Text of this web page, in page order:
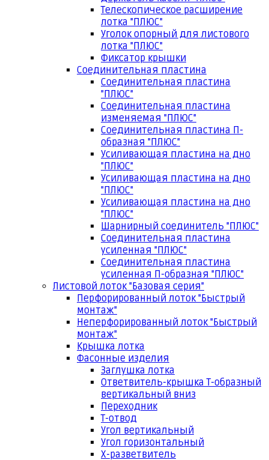
Телескопическое расширение
лотка "ПЛЮС"
Уголок опорный для листового
лотка "ПЛЮС"
Фиксатор крышки
Соединительная пластина
Соединительная пластина
"ПЛЮС"
Соединительная пластина
изменяемая "ПЛЮС"
Соединительная пластина П-
образная "ПЛЮС"
Усиливающая пластина на дно
"ПЛЮС"
Усиливающая пластина на дно
"ПЛЮС"
Усиливающая пластина на дно
"ПЛЮС"
Шарнирный соединитель "ПЛЮС"
Соединительная пластина
усиленная "ПЛЮС"
Соединительная пластина
усиленная П-образная "ПЛЮС"
Листовой лоток "Базовая серия"
Перфорированный лоток "Быстрый
монтаж"
Неперфорированный лоток "Быстрый
монтаж"
Крышка лотка
Фасонные изделия
Заглушка лотка
Ответвитель-крышка Т-образный
вертикальный вниз
Переходник
Т-отвод
Угол вертикальный
Угол горизонтальный
Х-разветвитель